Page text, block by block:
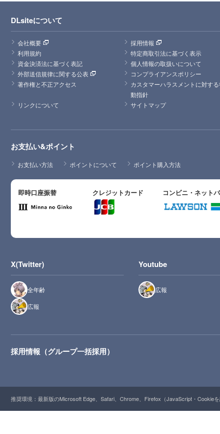
DLsiteについて
会社概要
採用情報
利用規約
特定商取引法に基づく表示
資金決済法に基づく表記
個人情報の取扱いについて
外部送信規律に関する公表
コンプライアンスポリシー
著作権と不正アクセス
カスタマーハラスメントに対す
動指針
リンクについて
サイトマップ
お支払い&ポイント
お支払い方法 ポイントについて ポイント購入方法
即時口座振替 クレジットカード コンビニ・ネット
X(Twitter)
全年齢
広報
Youtube
広報
採用情報（グループ一括採用）
推奨環境：最新版のMicrosoft Edge、Safari、Chrome、Firefox（JavaScript・Cookie